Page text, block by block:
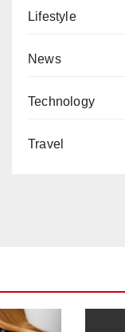
Lifestyle
News
Technology
Travel